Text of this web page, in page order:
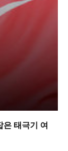
은 태극기 여